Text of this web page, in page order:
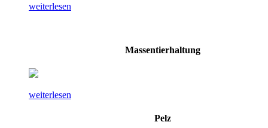
weiterlesen
Massentierhaltung
weiterlesen
Pelz